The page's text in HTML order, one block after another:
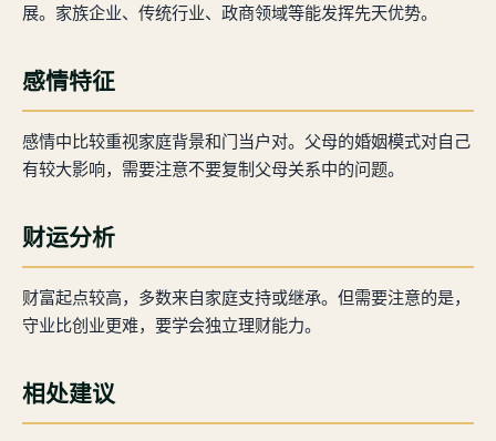
展。家族企业、传统行业、政商领域等能发挥先天优势。
感情特征
感情中比较重视家庭背景和门当户对。父母的婚姻模式对自己
有较大影响，需要注意不要复制父母关系中的问题。
财运分析
财富起点较高，多数来自家庭支持或继承。但需要注意的是，
守业比创业更难，要学会独立理财能力。
相处建议